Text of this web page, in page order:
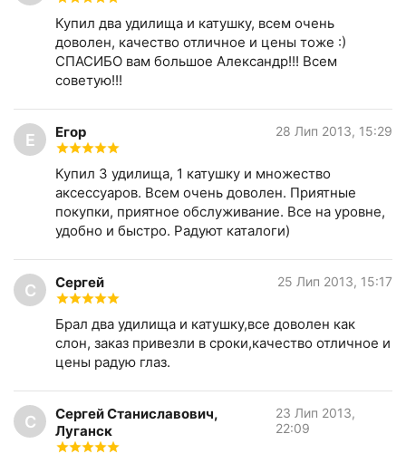
Купил два удилища и катушку, всем очень
доволен, качество отличное и цены тоже :)
СПАСИБО вам большое Александр!!! Всем
советую!!!
Е Егор 28 Лип 2013, 15:29
Купил 3 удилища, 1 катушку и множество
аксессуаров. Всем очень доволен. Приятные
покупки, приятное обслуживание. Все на уровне,
удобно и быстро. Радуют каталоги)
С Сергей 25 Лип 2013, 15:17
Брал два удилища и катушку,все доволен как
слон, заказ привезли в сроки,качество отличное и
цены радую глаз.
С
Сергей Станиславович,
Луганск
23 Лип 2013,
22:09